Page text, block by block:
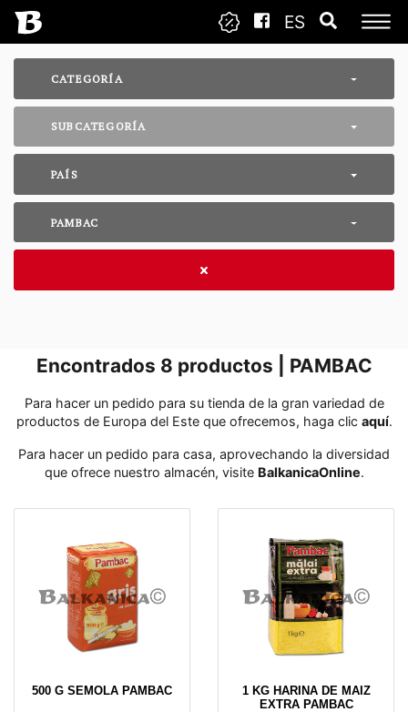
ES
CATEGORÍA
SUBCATEGORÍA
PAÍS
PAMBAC
Encontrados 8 productos | PAMBAC
Para hacer un pedido para su tienda de la gran variedad de
productos de Europa del Este que ofrecemos, haga clic aquí․
Para hacer un pedido para casa, aprovechando la diversidad
que ofrece nuestro almacén, visite BalkanicaOnline․
500 G SEMOLA PAMBAC
1 KG HARINA DE MAIZ
EXTRA PAMBAC